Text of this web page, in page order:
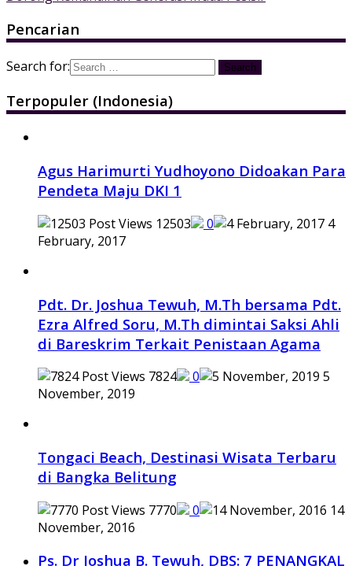
Pencarian
Search for:
Terpopuler (Indonesia)
Agus Harimurti Yudhoyono Didoakan Para
Pendeta Maju DKI 1
12503 0
4
February, 2017
Pdt. Dr. Joshua Tewuh, M.Th bersama Pdt.
Ezra Alfred Soru, M.Th dimintai Saksi Ahli
di Bareskrim Terkait Penistaan Agama
7824 0
5
November, 2019
Tongaci Beach, Destinasi Wisata Terbaru
di Bangka Belitung
7770 0
14
November, 2016
Ps. Dr Joshua B. Tewuh, DBS: 7 PENANGKAL